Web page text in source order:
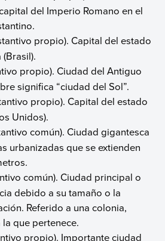
del Imperio Romano en el
propio). Capital del estado
propio). Ciudad del Antiguo
significa “ciudad del Sol”.
propio). Capital del estado
Unidos).
común). Ciudad gigantesca
urbanizadas que se extienden
común). Ciudad principal o
debido a su tamaño o la
Referido a una colonia,
que pertenece.
propio). Importante ciudad